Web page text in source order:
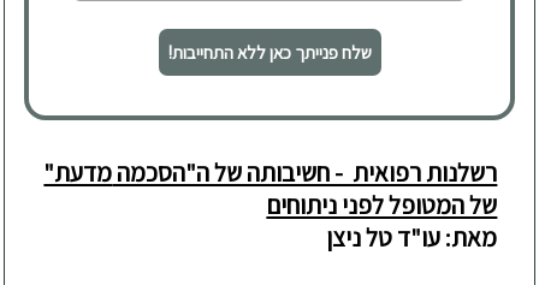
שלח פנייתך כאן ללא התחייבות!
רשלנות רפואית - חשיבותה של ה"הסכמהמדעת"
של המטופל לפני ניתוחים
מאת: עו"ד טל ניצן